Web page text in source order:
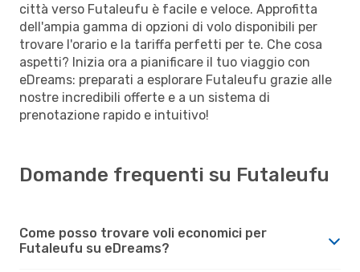
città verso Futaleufu è facile e veloce. Approfitta
dell'ampia gamma di opzioni di volo disponibili per
trovare l'orario e la tariffa perfetti per te. Che cosa
aspetti? Inizia ora a pianificare il tuo viaggio con
eDreams: preparati a esplorare Futaleufu grazie alle
nostre incredibili offerte e a un sistema di
prenotazione rapido e intuitivo!
Domande frequenti su Futaleufu
Come posso trovare voli economici per
Futaleufu su eDreams?